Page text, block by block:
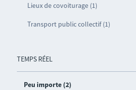
Lieux de covoiturage (1)
Transport public collectif (1)
TEMPS RÉEL
Peu importe (2)